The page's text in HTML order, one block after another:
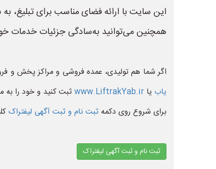
این سایت با ارائه فضای مناسب برای تبلیغ،
همچنین می‌توانید به‌سادگی جزئیات خدمات
اگر شما هم تولیدی، عمده فروشی و مراکز پخش و
یاب یا www.LiftrakYab.irثبت کنید و خود را به
برای شروع روی دکمه ثبت نام و ثبت آگهی لیفتراک
ثبت نام و ثبت آگهی لیفتراک